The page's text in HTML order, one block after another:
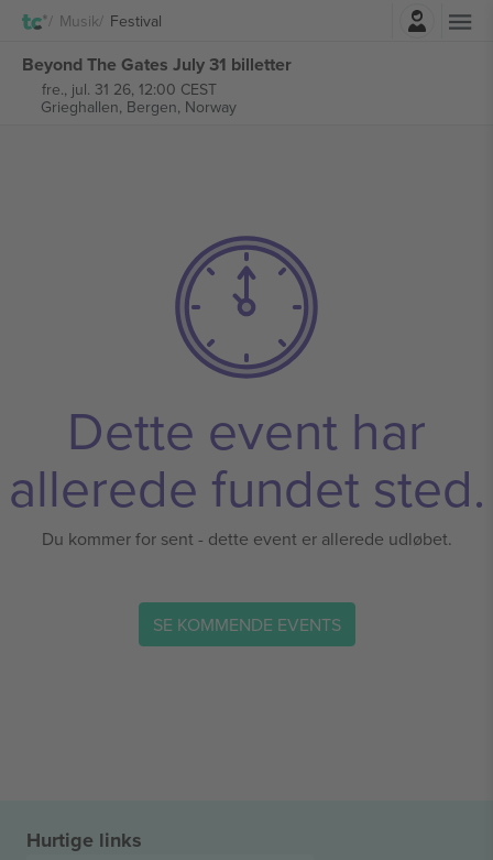
Musik Festival
Beyond The Gates July 31 billetter
fre., jul. 31 26, 12:00 CEST
Grieghallen, Bergen, Norway
Dette event har
allerede fundet sted.
Du kommer for sent - dette event er allerede udløbet.
SE KOMMENDE EVENTS
Hurtige links